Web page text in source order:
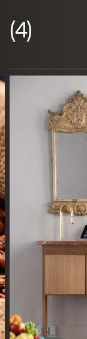
(4)